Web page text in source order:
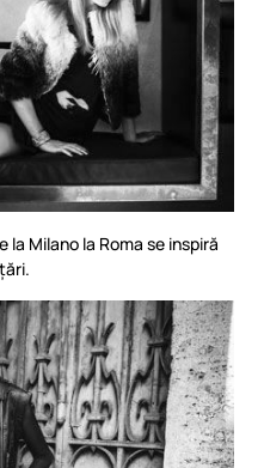
la Milano la Roma se inspiră